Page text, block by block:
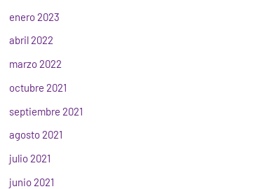
enero 2023
abril 2022
marzo 2022
octubre 2021
septiembre 2021
agosto 2021
julio 2021
junio 2021